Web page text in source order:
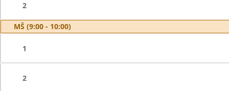
2
MŠ (9:00 - 10:00)
1
2